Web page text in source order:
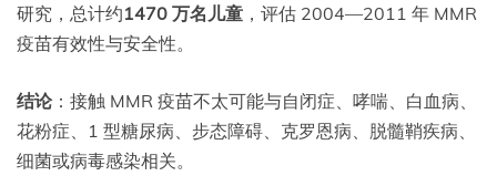
研究，总计约1470 万名儿童 ，评估 2004—2011 年 MMR
疫苗有效性与安全性。
结论：接触 MMR 疫苗不太可能与自闭症、哮喘、白血病、
花粉症、1 型糖尿病、步态障碍、克罗恩病、脱髓鞘疾病、
细菌或病毒感染相关。